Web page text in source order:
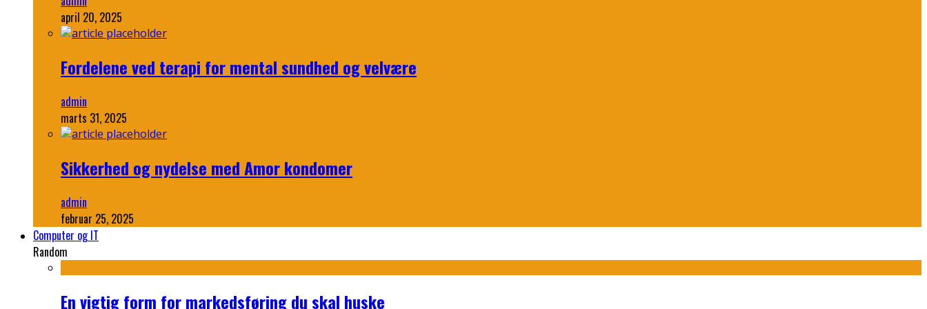
april 20, 2025
Fordelene ved terapi for mental sundhed og velvære
admin
marts 31, 2025
Sikkerhed og nydelse med Amor kondomer
admin
februar 25, 2025
Computer og IT
Random
En vigtig form for markedsføring du skal huske